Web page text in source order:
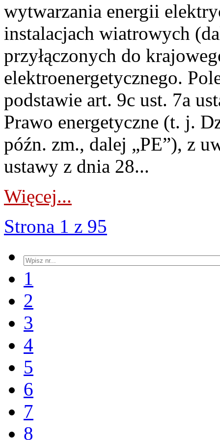
wytwarzania energii
instalacjach wiatrowych
przyłączonych do
elektroenergetycznego.
podstawie art. 9c ust. 7a
Prawo energetyczne (t. j.
późn. zm., dalej „PE”), z
ustawy z dnia 28...
Więcej...
Strona 1 z 95
1
2
3
4
5
6
7
8